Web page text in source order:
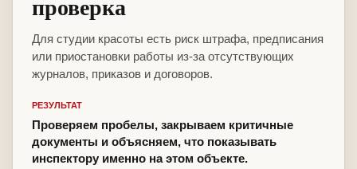
проверка
Для студии красоты есть риск штрафа, предписания
или приостановки работы из-за отсутствующих
журналов, приказов и договоров.
РЕЗУЛЬТАТ
Проверяем пробелы, закрываем критичные
документы и объясняем, что показывать
инспектору именно на этом объекте.